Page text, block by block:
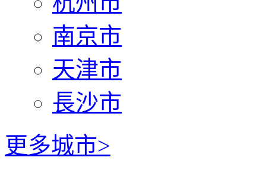
南京市
天津市
長沙市
更多城市>